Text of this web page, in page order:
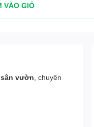
VÀO GIỎ
vườn , chuyên